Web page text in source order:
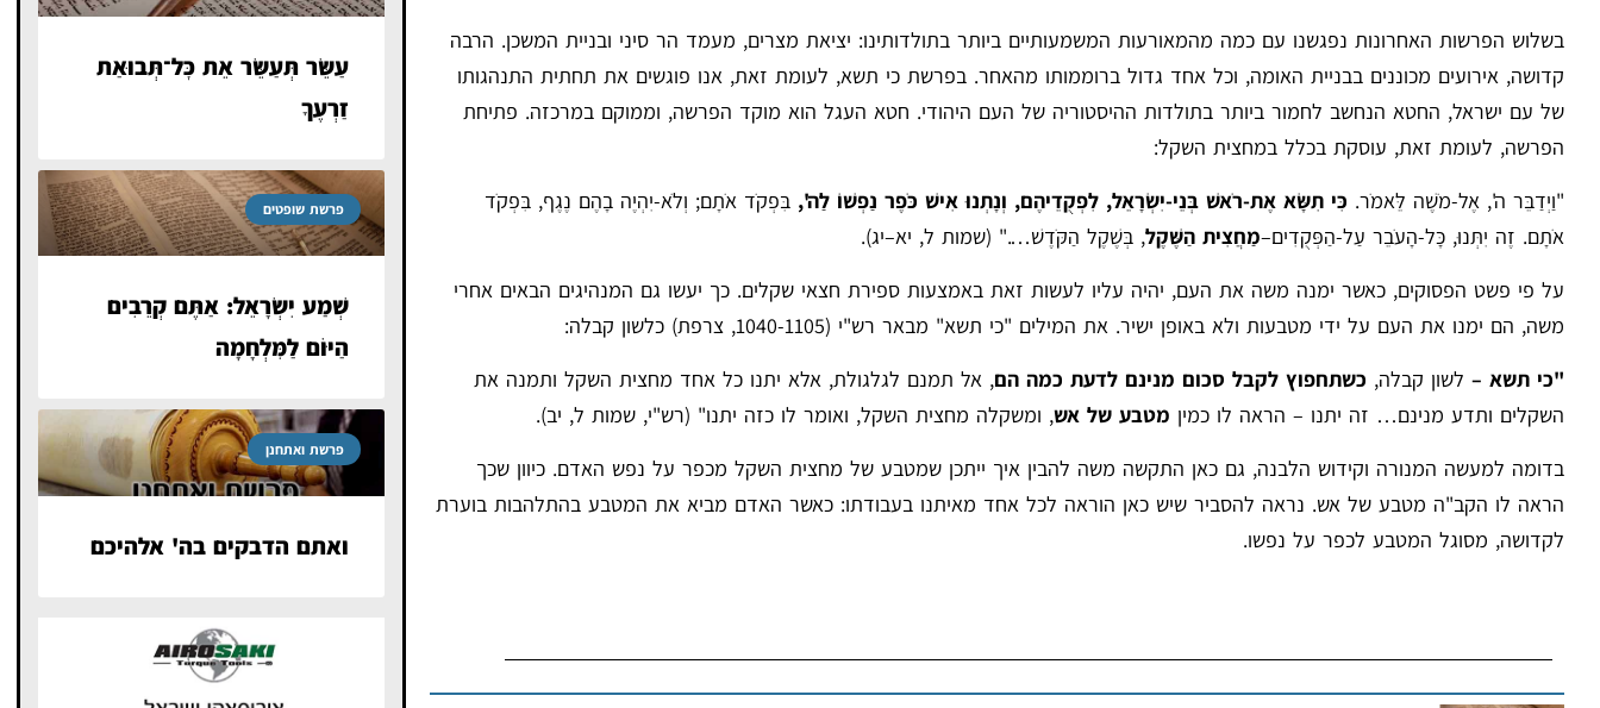
בשלוש הפרשות האחרונות נפגשנו עם כמה מהמאורעות המשמעותיים ביותר בתולדותינו: יציאת מצרים, מעמד הר סיני ובניית המשכן. הרבה
קדושה, אירועים מכוננים בבניית האומה, וכל אחד גדול ברוממותו מהאחר. בפרשת כי תשא, לעומת זאת, אנו פוגשים את תחתית התנהגותו
של עם ישראל, החטא הנחשב לחמור ביותר בתולדות ההיסטוריה של העם היהודי. חטא העגל הוא מוקד הפרשה, וממוקם במרכזה. פתיחת
הפרשה, לעומת זאת, עוסקת בכלל במחצית השקל:
"וַיְדַבֵּר ה', אֶל-מֹשֶׁה לֵּאמֹר. כִּי תִשָּׂא אֶת-רֹאשׁ בְּנֵי-יִשְׂרָאֵל, לִפְקֻדֵיהֶם, וְנָתְנוּ אִישׁ כֹּפֶר נַפְשׁוֹ לַה', בִּפְקֹד אֹתָם; וְלֹא-יִהְיֶה בָהֶם נֶגֶף, בִּפְקֹד
אֹתָם. זֶה יִתְּנוּ, כָּל-הָעֹבֵר עַל-הַפְּקֻדִים–מַחֲצִית הַשֶּׁקֶל, בְּשֶׁקֶל הַקֹּדֶשׁ…." (שמות ל, יא–יג).
על פי פשט הפסוקים, כאשר ימנה משה את העם, יהיה עליו לעשות זאת באמצעות ספירת חצאי שקלים. כך יעשו גם המנהיגים הבאים אחרי
משה, הם ימנו את העם על ידי מטבעות ולא באופן ישיר. את המילים "כי תשא" מבאר רש"י (1040-1105, צרפת) כלשון קבלה:
"כי תשא – לשון קבלה, כשתחפוץ לקבל סכום מנינם לדעת כמה הם, אל תמנם לגלגולת, אלא יתנו כל אחד מחצית השקל ותמנה את
השקלים ותדע מנינם… זה יתנו – הראה לו כמין מטבע של אש, ומשקלה מחצית השקל, ואומר לו כזה יתנו" (רש"י, שמות ל, יב).
בדומה למעשה המנורה וקידוש הלבנה, גם כאן התקשה משה להבין איך ייתכן שמטבע של מחצית השקל מכפר על נפש האדם. כיוון שכך
הראה לו הקב"ה מטבע של אש. נראה להסביר שיש כאן הוראה לכל אחד מאיתנו בעבודתו: כאשר האדם מביא את המטבע בהתלהבות בוערת
לקדושה, מסוגל המטבע לכפר על נפשו.
עַשֵּׂר תְּעַשֵּׂר אֵת כׇּל־תְּבוּאַת
זַרְעֶךָ
פרשת שופטים
שְׁמַע יִשְׂרָאֵל: אַתֶּם קְרֵבִים
הַיּוֹם לַמִּלְחָמָה
פרשת ואתחנן
ואתם הדבקים בה' אלהיכם